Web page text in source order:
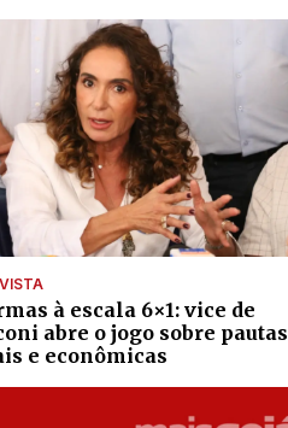
à escala 6×1: vice de
abre o jogo sobre pautas
e econômicas